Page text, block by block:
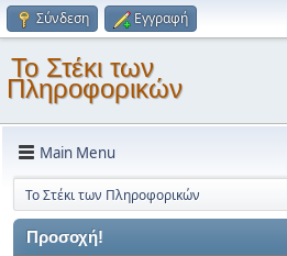
Σύνδεση Εγγραφή
Το Στέκι των
Πληροφορικών
Main Menu
Το Στέκι των Πληροφορικών
Προσοχή!